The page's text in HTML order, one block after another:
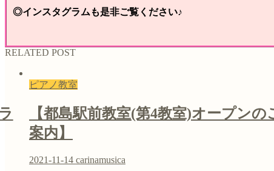
◎インスタグラムも是非ご覧ください♪
RELATED POST
ピアノ教室
【都島駅前教室(第4教室)オープンの
案内】
2021-11-14 carinamusica